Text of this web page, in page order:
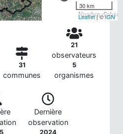
Nombre
30 km
Leaflet| ©IGN
31
communes
21
observateurs
5
organismes
Dernière
observation
2024